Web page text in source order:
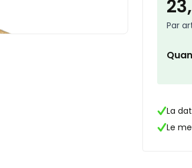
Par
La
Le